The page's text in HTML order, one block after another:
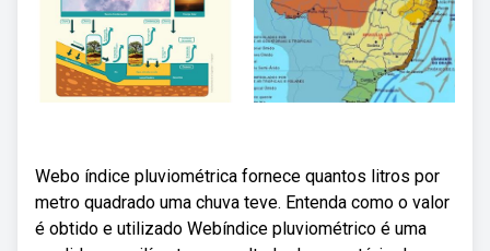
Webo índice pluviométrica fornece quantos litros por
metro quadrado uma chuva teve. Entenda como o valor
é obtido e utilizado Webíndice pluviométrico é uma